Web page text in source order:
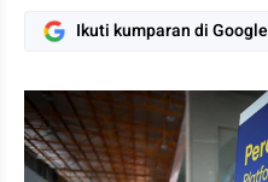
Ikuti kumparan di Google